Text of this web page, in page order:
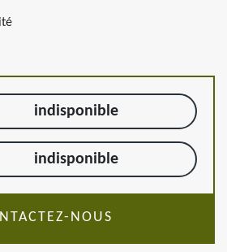
indisponible
indisponible
NOUS